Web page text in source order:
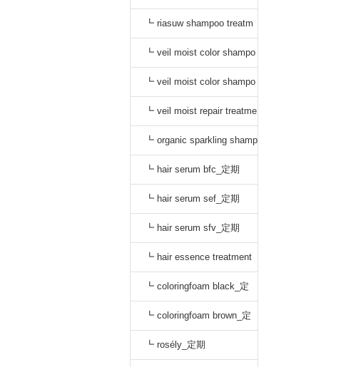
┗ riasuw shampoo treatm
ent セット_通常
┗ veil moist color shampo
o black_通常
┗ veil moist color shampo
o dark brown_通常
┗ veil moist repair treatme
nt_通常
┗ organic sparkling shamp
oo_定期
┗ hair serum bfc_定期
┗ hair serum sef_定期
┗ hair serum sfv_定期
┗ hair essence treatment
dr_定期
┗ coloringfoam black_定
期
┗ coloringfoam brown_定
期
┗ rosély_定期